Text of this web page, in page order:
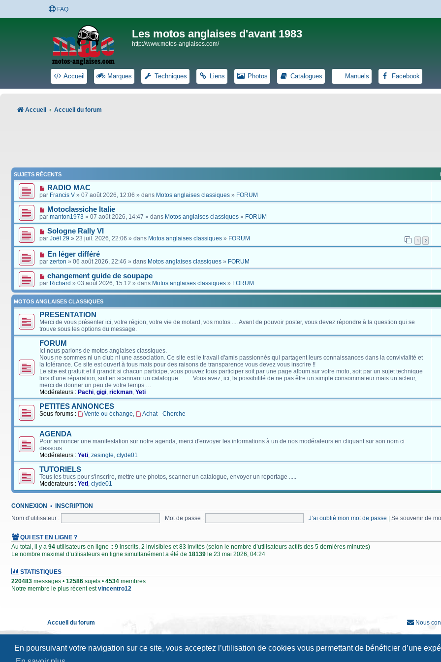
En poursuivant votre navigation sur ce site, vous acceptez l’utilisation de cookies vous permettant de bénéficier d’une
FAQ
Les motos anglaises d'avant 1983
http://www.motos-anglaises.com/
Accueil Marques Techniques Liens Photos Catalogues Manuels Facebook
Accueil Accueil du forum
SUJETS RÉCENTS
RADIO MAC
par Francis V » 07 août 2026, 12:06 » dans Motos anglaises classiques » FORUM
Motoclassiche Italie
par manton1973 » 07 août 2026, 14:47 » dans Motos anglaises classiques » FORUM
Sologne Rally VI
1 2
par Joël 29 » 23 juil. 2026, 22:06 » dans Motos anglaises classiques » FORUM
En léger différé
par zerton » 06 août 2026, 22:46 » dans Motos anglaises classiques » FORUM
changement guide de soupape
par Richard » 03 août 2026, 15:12 » dans Motos anglaises classiques » FORUM
MOTOS ANGLAISES CLASSIQUES
PRESENTATION
Merci de vous présenter ici, votre région, votre vie de motard, vos motos .... Avant de pouvoir poster, vous devez répondre à la question qui se
trouve sous les options du message.
FORUM
Ici nous parlons de motos anglaises classiques.
Nous ne sommes ni un club ni une association. Ce site est le travail d'amis passionnés qui partagent leurs connaissances dans la convivialité et
la tolérance. Ce site est ouvert à tous mais pour des raisons de transparence vous devez vous inscrire !!
Le site est gratuit et il grandit si chacun participe, vous pouvez tous participer soit par une page album sur votre moto, soit par un sujet technique
lors d’une réparation, soit en scannant un catalogue …… Vous avez, ici, la possibilité de ne pas être un simple consommateur mais un acteur,
merci de donner un peu de votre temps …
Modérateurs : Pachi, gigi, rickman, Yeti
PETITES ANNONCES
Sous-forums : Vente ou échange, Achat - Cherche
AGENDA
Pour annoncer une manifestation sur notre agenda, merci d'envoyer les informations à un de nos modérateurs en cliquant sur son nom ci
dessous.
Modérateurs : Yeti, zesingle, clyde01
TUTORIELS
Tous les trucs pour s'inscrire, mettre une photos, scanner un catalogue, envoyer un reportage .....
Modérateurs : Yeti, clyde01
CONNEXION • INSCRIPTION
Nom d’utilisateur : Mot de passe : J’ai oublié mon mot de passe | Se souvenir de
QUI EST EN LIGNE ?
Au total, il y a 94 utilisateurs en ligne :: 9 inscrits, 2 invisibles et 83 invités (selon le nombre d’utilisateurs actifs des 5 dernières minutes)
Le nombre maximal d’utilisateurs en ligne simultanément a été de 18139 le 23 mai 2026, 04:24
STATISTIQUES
220483 messages • 12586 sujets • 4534 membres
Notre membre le plus récent estvincentro12
Accueil du forum Nous
Traduction française officielle©Qiaeru